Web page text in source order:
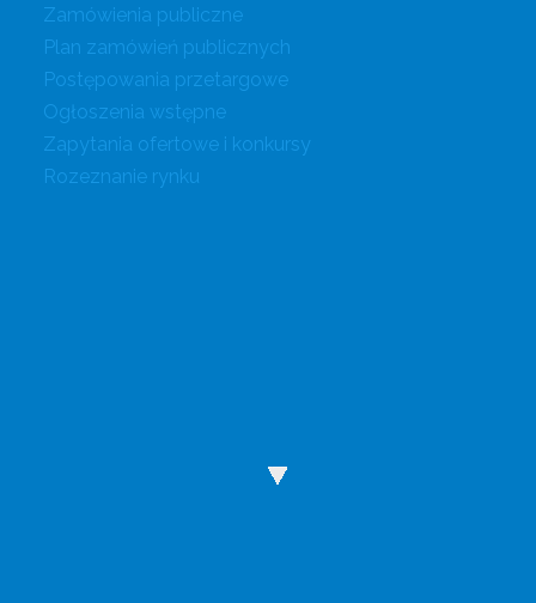
Zamówienia publiczne
Plan zamówień publicznych
Postępowania przetargowe
Ogłoszenia wstępne
Zapytania ofertowe i konkursy
Rozeznanie rynku